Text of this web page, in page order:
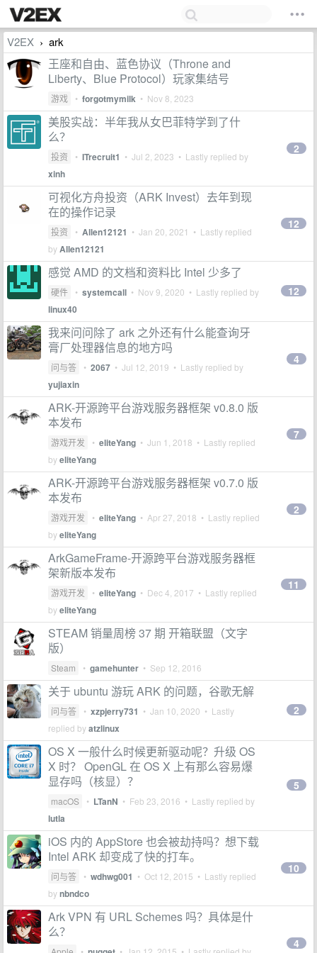
V2EX › ark
王座和自由、蓝色协议（Throne and
Liberty、Blue Protocol）玩家集结号
游戏 • forgotmymilk • Nov 8, 2023
美股实战：半年我从女巴菲特学到了什
么？
投资 • ITrecruit1 • Jul 2, 2023 • Lastly replied by
xinh
2
可视化方舟投资（ARK Invest）去年到现
在的操作记录
投资 • Allen12121 • Jan 20, 2021 • Lastly replied
byAllen12121
12
感觉 AMD 的文档和资料比 Intel 少多了
硬件 • systemcall • Nov 9, 2020 • Lastly replied by
linux40
12
我来问问除了 ark 之外还有什么能查询牙
膏厂处理器信息的地方吗
问与答 • 2067 • Jul 12, 2019 • Lastly replied by
yujiaxin
4
ARK-开源跨平台游戏服务器框架 v0.8.0 版
本发布
游戏开发 • eliteYang • Jun 1, 2018 • Lastly replied
byeliteYang
7
ARK-开源跨平台游戏服务器框架 v0.7.0 版
本发布
游戏开发 • eliteYang • Apr 27, 2018 • Lastly replied
byeliteYang
2
ArkGameFrame-开源跨平台游戏服务器框
架新版本发布
游戏开发 • eliteYang • Dec 4, 2017 • Lastly replied
byeliteYang
11
STEAM 销量周榜 37 期 开箱联盟（文字
版）
Steam • gamehunter • Sep 12, 2016
关于 ubuntu 游玩 ARK 的问题，谷歌无解
问与答 • xzpjerry731 • Jan 10, 2020 • Lastly
replied byatzlinux
2
OS X 一般什么时候更新驱动呢？升级 OS
X 时？ OpenGL 在 OS X 上有那么容易爆
显存吗（核显）？
macOS • LTanN • Feb 23, 2016 • Lastly replied by
lutla
5
iOS 内的 AppStore 也会被劫持吗？想下载
Intel ARK 却变成了快的打车。
问与答 • wdhwg001 • Oct 12, 2015 • Lastly replied
bynbndco
10
Ark VPN 有 URL Schemes 吗？具体是什
么？
4